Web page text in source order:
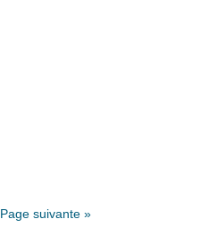
Page suivante »